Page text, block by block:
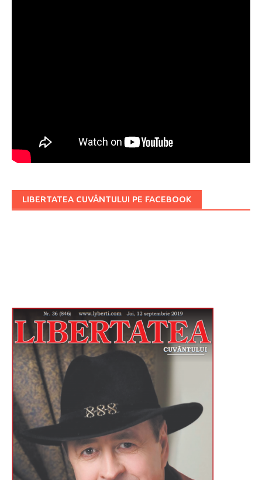
LIBERTATEA CUVÂNTULUI PE FACEBOOK